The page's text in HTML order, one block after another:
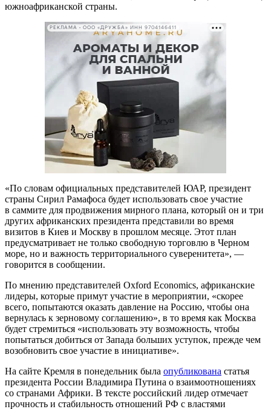
южноафриканской страны.
РЕКЛАМА • ООО «ДРУЖБА» ИНН 9704146411
«По словам официальных представителей ЮАР, президент
страны Сирил Рамафоса будет использовать свое участие
в саммите для продвижения мирного плана, который он и три
других африканских президента представили во время
визитов в Киев и Москву в прошлом месяце. Этот план
предусматривает не только свободную торговлю в Черном
море, но и важность территориального суверенитета», —
говорится в сообщении.
По мнению представителей Oxford Economics, африканские
лидеры, которые примут участие в мероприятии, «скорее
всего, попытаются оказать давление на Россию, чтобы она
вернулась к зерновому соглашению», в то время как Москва
будет стремиться «использовать эту возможность, чтобы
попытаться добиться от Запада больших уступок, прежде чем
возобновить свое участие в инициативе».
На сайте Кремля в понедельник была опубликована статья
президента России Владимира Путина о взаимоотношениях
со странами Африки. В тексте российский лидер отмечает
прочность и стабильность отношений РФ с властями